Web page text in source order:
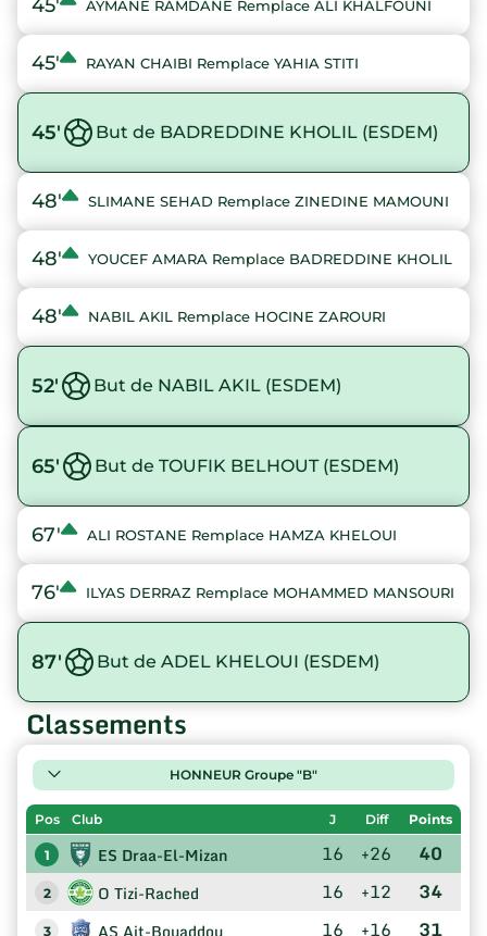
45' AYMANE RAMDANE Remplace ALI KHALFOUNI
45' RAYAN CHAIBI Remplace YAHIA STITI
45' But de BADREDDINE KHOLIL (ESDEM)
48' SLIMANE SEHAD Remplace ZINEDINE MAMOUNI
48' YOUCEF AMARA Remplace BADREDDINE KHOLIL
48' NABIL AKIL Remplace HOCINE ZAROURI
52' But de NABIL AKIL (ESDEM)
65' But de TOUFIK BELHOUT (ESDEM)
67' ALI ROSTANE Remplace HAMZA KHELOUI
76' ILYAS DERRAZ Remplace MOHAMMED MANSOURI
87' But de ADEL KHELOUI (ESDEM)
Classements
HONNEUR Groupe "B"
Pos Club J Diff Points
1 ES Draa-El-Mizan 16 +26 40
2 O Tizi-Rached 16 +12 34
3 AS Ait-Bouaddou 16 +16 31